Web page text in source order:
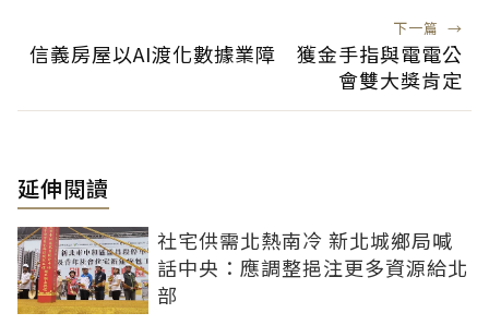
下一篇 →
信義房屋以AI渡化數據業障 獲金手指與電電公
會雙大獎肯定
延伸閱讀
社宅供需北熱南冷 新北城鄉局喊
話中央：應調整挹注更多資源給北
部